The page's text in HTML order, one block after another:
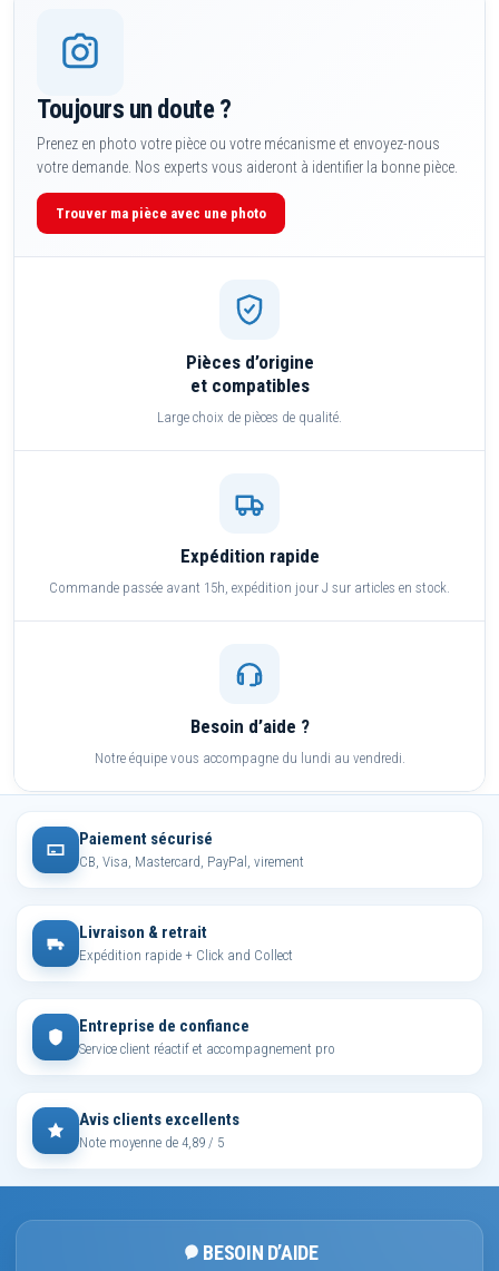
Toujours un doute ?
Prenez en photo votre pièce ou votre mécanisme et envoyez-nous
votre demande. Nos experts vous aideront à identifier la bonne pièce.
Trouver ma pièce avec une photo
Pièces d’origine
et compatibles
Large choix de pièces de qualité.
Expédition rapide
Commande passée avant 15h, expédition jour J sur articles en stock.
Besoin d’aide ?
Notre équipe vous accompagne du lundi au vendredi.
Paiement sécurisé
CB, Visa, Mastercard, PayPal, virement
Livraison & retrait
Expédition rapide + Click and Collect
Entreprise de confiance
Service client réactif et accompagnement pro
Avis clients excellents
Note moyenne de 4,89 / 5
BESOIN D’AIDE